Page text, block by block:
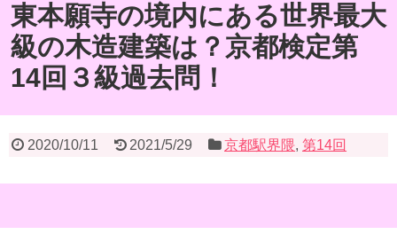
東本願寺の境内にある世界最大
級の木造建築は？京都検定第
14回３級過去問！
2020/10/11 2021/5/29 京都駅界隈,第14回